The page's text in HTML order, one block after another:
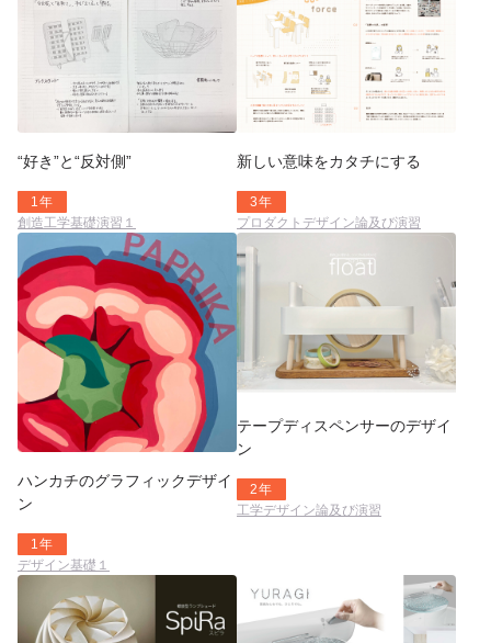
“好き”と“反対側”
1年
創造工学基礎演習１
新しい意味をカタチにする
3年
プロダクトデザイン論及び演習
ハンカチのグラフィックデザイ
ン
1年
デザイン基礎１
テープディスペンサーのデザイ
ン
2年
工学デザイン論及び演習